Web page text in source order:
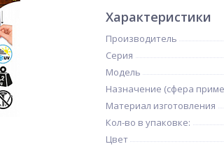
Характеристики
Производитель
Серия
Модель
Назначение (сфера
Материал изготовления
Кол-во в упаковке:
Цвет